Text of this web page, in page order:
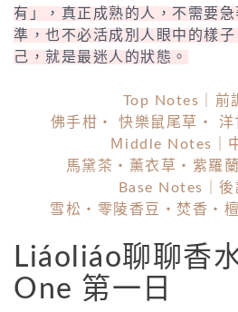
有」，真正成熟的人，不需要
準，也不必活成別人眼中的樣子
己，就是最迷人的狀態。
Top Notes｜前
佛手柑・ 快樂鼠尾草・
Ｍiddle Notes｜
馬黛茶・薰衣草・紫羅
Base Notes｜後
雪松・零陵香豆・焚香・
Liáoliáo聊聊香
One 第一日